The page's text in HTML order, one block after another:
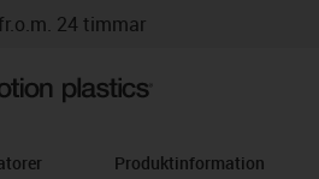
24 timmar
Produktinformation